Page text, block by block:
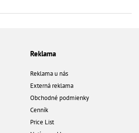
Reklama
Reklama u nás
Externá reklama
Obchodné podmienky
Cenník
Price List